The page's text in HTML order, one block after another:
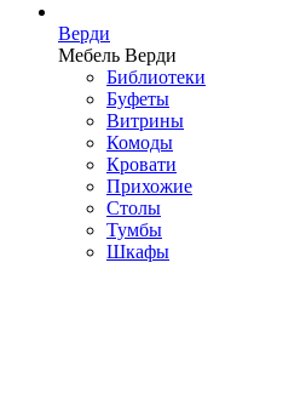
Верди
Мебель Верди
Библиотеки
Буфеты
Витрины
Комоды
Кровати
Прихожие
Столы
Тумбы
Шкафы